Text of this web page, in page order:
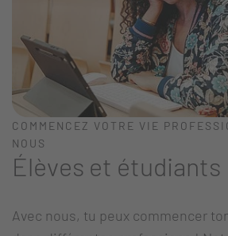
COMMENCEZ VOTRE VIE
NOUS
Élèves et étudiants
Avec nous, tu peux commencer